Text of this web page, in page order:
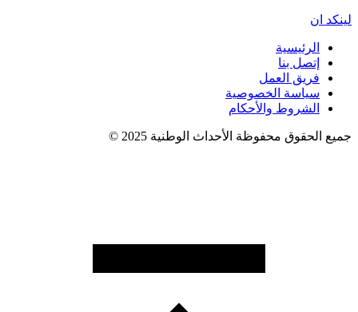
لينكد ان
الرئيسية
إتصل بنا
فريق العمل
سياسة الخصوصية
الشروط والأحكام
جميع الحقوق محفوظة الأحداث الوطنية 2025 ©